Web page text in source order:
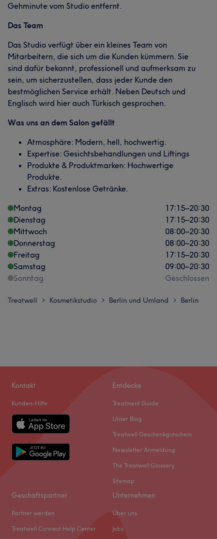
Gehminute vom Studio entfernt.
Das Team
Das Studio verfügt über ein kleines Team von
Mitarbeitern, die sich um die Kunden kümmern. Sie
sind dafür bekannt, professionell und aufmerksam zu
sein, um sicherzustellen, dass jeder Kunde den
bestmöglichen Service erhält. Neben Deutsch und
Englisch wird hier auch Türkisch gesprochen.
Was uns an dem Salon gefällt
Atmosphäre: Modern, hell, hochwertig.
Expertise: Gesichtsbehandlungen und Liftings
Produkte & Produktmarken: Hochwertige
Produkte.
Extras: Kostenlose Getränke.
Montag
17:15–20:30
Dienstag
17:15–20:30
Mittwoch
08:00–20:30
Donnerstag
08:00–20:30
Freitag
17:15–20:30
Samstag
09:00–20:30
Sonntag
Geschlossen
Treatwell > Kosmetikstudio > Berlin und Umland > Berlin
Kontakt
Kunden-Hilfe
Entdecke
Treatment Guide
Unser Blog
Treatwell Geschenkgutschein
Newsletter Anmeldung
The Treatwell Glossary
Sitemap
Geschäftspartner
Partner werden
Treatwell Connect Help Center
Unternehmen
Über uns
Jobs